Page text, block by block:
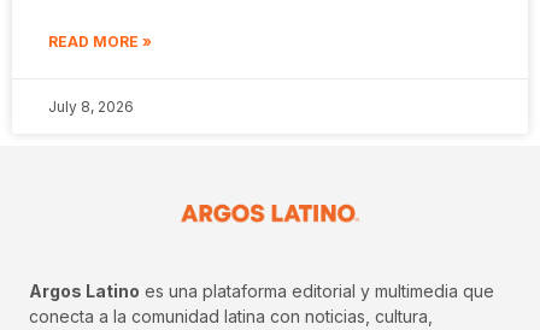
READ MORE »
July 8, 2026
Argos Latino es una plataforma editorial y multimedia que
conecta a la comunidad latina con noticias, cultura,